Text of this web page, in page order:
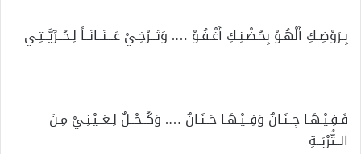
بِـرَوْضِـكِ أَلْهُـوْ بِحُـضْـنِـكِ أَغْـفُـوْ …. وَتَــرْخِـيْ عَـــنَــانَــاً لِـحُــرِّيَّــتِـي
فَـفِـيْـهَـا جِــنَـانٌ وَفِــيْـهَـا حَــنَـانٌ …. وَكُــحْــلٌ لِـعَــيْـنِـيْ مِـنَ
الــتُّرْبَــةِ